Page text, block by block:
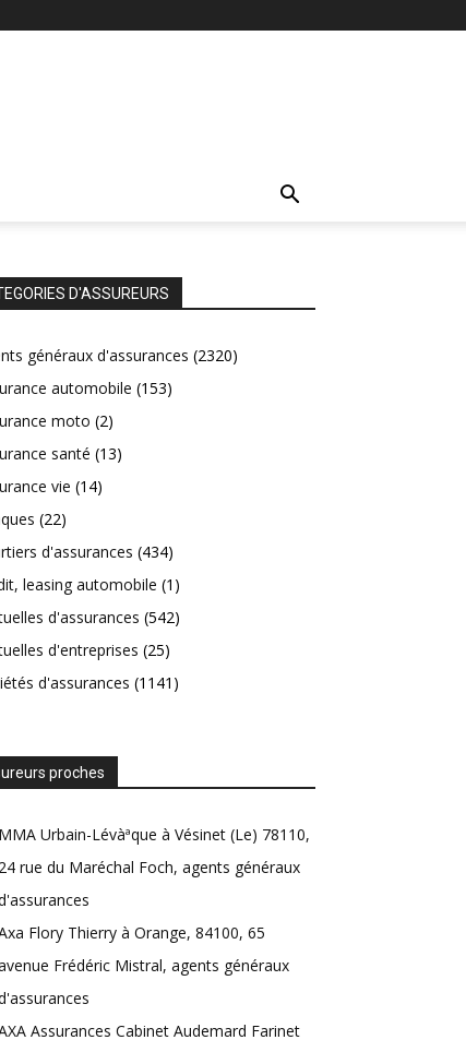
D'ASSUREURS
généraux d'assurances (2320)
automobile (153)
moto (2)
santé (13)
vie (14)
(22)
d'assurances (434)
leasing automobile (1)
d'assurances (542)
d'entreprises (25)
d'assurances (1141)
proches
MMA Urbain-Lévàªque à Vésinet (Le) 78110,
24 rue du Maréchal Foch, agents généraux
Flory Thierry à Orange, 84100, 65
Frédéric Mistral, agents généraux
Assurances Cabinet Audemard Farinet